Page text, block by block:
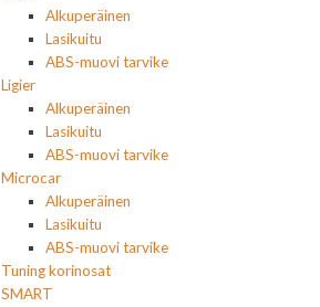
Alkuperäinen
Lasikuitu
ABS-muovi tarvike
Ligier
Alkuperäinen
Lasikuitu
ABS-muovi tarvike
Microcar
Alkuperäinen
Lasikuitu
ABS-muovi tarvike
Tuning korinosat
SMART